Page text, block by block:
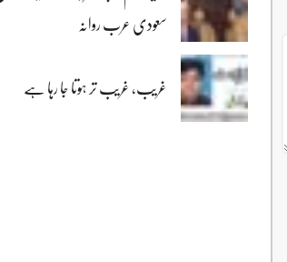
سعودی عرب روانہ
غریب، غریب تر ہوتا جا رہا ہے